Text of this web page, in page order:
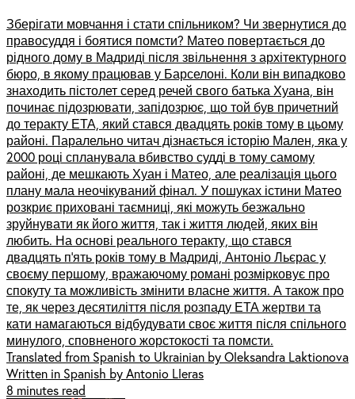
Зберігати мовчання і стати спільником? Чи звернутися до
правосуддя і боятися помсти? Матео повертається до
рідного дому в Мадриді після звільнення з архітектурного
бюро, в якому працював у Барселоні. Коли він випадково
знаходить пістолет серед речей свого батька Хуана, він
починає підозрювати, запідозрює, що той був причетний
до теракту ЕТА, який стався двадцять років тому в цьому
районі. Паралельно читач дізнається історію Мален, яка у
2000 році спланувала вбивство судді в тому самому
районі, де мешкають Хуан і Матео, але реалізація цього
плану мала неочікуваний фінал. У пошуках істини Матео
розкриє приховані таємниці, які можуть безжально
зруйнувати як його життя, так і життя людей, яких він
любить. На основі реального теракту, що стався
двадцять п’ять років тому в Мадриді, Антоніо Льєрас у
своєму першому, вражаючому романі розмірковує про
спокуту та можливість змінити власне життя. А також про
те, як через десятиліття після розпаду ЕТА жертви та
кати намагаються відбудувати своє життя після спільного
минулого, сповненого жорстокості та помсти.
Translated from Spanish to Ukrainian by Oleksandra Laktionova
Written in Spanish by Antonio Lleras
8 minutes read